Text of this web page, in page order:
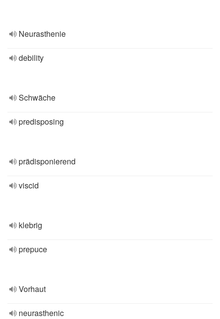
Neurasthenie
debility
Schwäche
predisposing
prädisponierend
viscid
klebrig
prepuce
Vorhaut
neurasthenic